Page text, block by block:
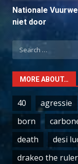
Nationale
niet door
Search
for:
MORE ABOUT…
40 agressie
born
death
desi
drakeo the ruler